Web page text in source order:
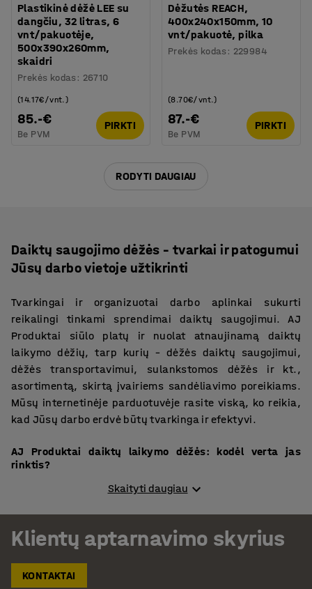
Plastikinė dėžė LEE su
dangčiu, 32 litras, 6
vnt/pakuotėje,
500x390x260mm,
skaidri
Prekės kodas : 26710
85.-€
(14.17€/vnt.)
Be PVM
PIRKTI
Dėžutės REACH,
400x240x150mm, 10
vnt/pakuotė, pilka
Prekės kodas : 229984
87.-€
(8.70€/vnt.)
Be PVM
PIRKTI
RODYTI DAUGIAU
Daiktų saugojimo dėžės – tvarkai ir patogumui
Jūsų darbo vietoje užtikrinti
Tvarkingai ir organizuotai darbo aplinkai sukurti
reikalingi tinkami sprendimai daiktų saugojimui. AJ
Produktai siūlo platų ir nuolat atnaujinamą daiktų
laikymo dėžių, tarp kurių – dėžės daiktų saugojimui,
dėžės transportavimui, sulankstomos dėžės ir kt.,
asortimentą, skirtą įvairiems sandėliavimo poreikiams.
Mūsų internetinėje parduotuvėje rasite viską, ko reikia,
kad Jūsų darbo erdvė būtų tvarkinga ir efektyvi.
AJ Produktai daiktų laikymo dėžės: kodėl verta jas
rinktis?
Mūsų asortimente esančios daiktų laikymo dėžės
išsiskiria aukšta kokybe ir ilgaamžiškumu. Jos yra
pagamintos iš patvarių medžiagų. Asortimente rasite
įvairių dydžių ir tipų dėžes, pritaikytas tiek mažiems,
tiek dideliems daiktams laikyti. Ergonomiškas dizainas ir
funkcionalumas padeda palaikyti tvarkingą ir
Skaityti daugiau
Klientų aptarnavimo skyrius
KONTAKTAI